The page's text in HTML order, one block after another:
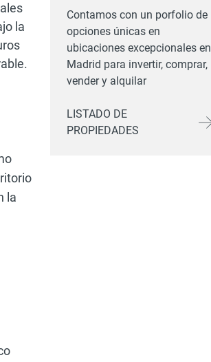
la
la
Contamos con un porfolio de
opciones únicas en
ubicaciones excepcionales en
Madrid para invertir, comprar,
vender y alquilar
LISTADO DE
PROPIEDADES